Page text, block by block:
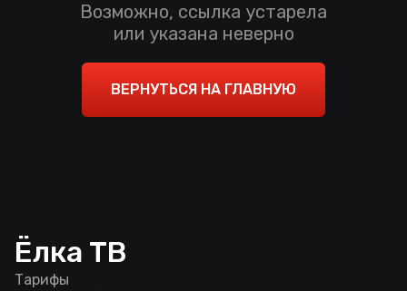
Возможно, ссылка устарела
или указана неверно
ВЕРНУТЬСЯ НА ГЛАВНУЮ
Ёлка ТВ
Тарифы